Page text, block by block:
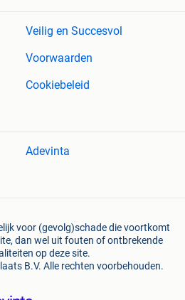
Veilig en Succesvol
Voorwaarden
Cookiebeleid
Adevinta
voor (gevolg)schade die voortkomt
dan wel uit fouten of ontbrekende
op deze site.
B.V. Alle rechten voorbehouden.